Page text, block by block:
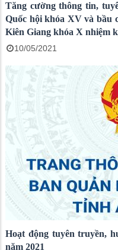
Tăng cường thông tin,
Quốc hội khóa XV và bầu
Kiên Giang khóa X nhiệm
10/05/2021
Hoạt động tuyên truyền,
năm 2021